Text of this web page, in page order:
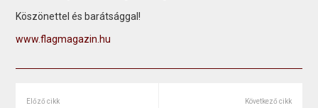
Köszönettel és barátsággal!
www.flagmagazin.hu
Előző cikk Következő cikk